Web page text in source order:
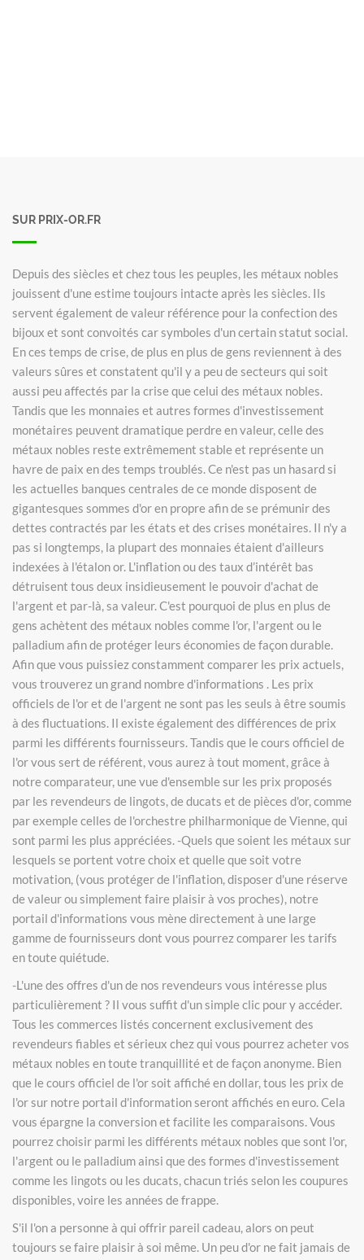
SUR PRIX-OR.FR
Depuis des siècles et chez tous les peuples, les métaux nobles
jouissent d'une estime toujours intacte après les siècles. Ils
servent également de valeur référence pour la confection des
bijoux et sont convoités car symboles d'un certain statut social.
En ces temps de crise, de plus en plus de gens reviennent à des
valeurs sûres et constatent qu'il y a peu de secteurs qui soit
aussi peu affectés par la crise que celui des métaux nobles.
Tandis que les monnaies et autres formes d'investissement
monétaires peuvent dramatique perdre en valeur, celle des
métaux nobles reste extrêmement stable et représente un
havre de paix en des temps troublés. Ce n'est pas un hasard si
les actuelles banques centrales de ce monde disposent de
gigantesques sommes d'or en propre afin de se prémunir des
dettes contractés par les états et des crises monétaires. Il n'y a
pas si longtemps, la plupart des monnaies étaient d'ailleurs
indexées à l'étalon or. L'inflation ou des taux d’intérêt bas
détruisent tous deux insidieusement le pouvoir d'achat de
l'argent et par-là, sa valeur. C'est pourquoi de plus en plus de
gens achètent des métaux nobles comme l'or, l'argent ou le
palladium afin de protéger leurs économies de façon durable.
Afin que vous puissiez constamment comparer les prix actuels,
vous trouverez un grand nombre d'informations . Les prix
officiels de l'or et de l'argent ne sont pas les seuls à être soumis
à des fluctuations. Il existe également des différences de prix
parmi les différents fournisseurs. Tandis que le cours officiel de
l'or vous sert de référent, vous aurez à tout moment, grâce à
notre comparateur, une vue d'ensemble sur les prix proposés
par les revendeurs de lingots, de ducats et de pièces d'or, comme
par exemple celles de l'orchestre philharmonique de Vienne, qui
sont parmi les plus appréciées. -Quels que soient les métaux sur
lesquels se portent votre choix et quelle que soit votre
motivation, (vous protéger de l'inflation, disposer d'une réserve
de valeur ou simplement faire plaisir à vos proches), notre
portail d'informations vous mène directement à une large
gamme de fournisseurs dont vous pourrez comparer les tarifs
en toute quiétude.
-L'une des offres d'un de nos revendeurs vous intéresse plus
particulièrement ? Il vous suffit d'un simple clic pour y accéder.
Tous les commerces listés concernent exclusivement des
revendeurs fiables et sérieux chez qui vous pourrez acheter vos
métaux nobles en toute tranquillité et de façon anonyme. Bien
que le cours officiel de l'or soit affiché en dollar, tous les prix de
l'or sur notre portail d'information seront affichés en euro. Cela
vous épargne la conversion et facilite les comparaisons. Vous
pourrez choisir parmi les différents métaux nobles que sont l'or,
l'argent ou le palladium ainsi que des formes d'investissement
comme les lingots ou les ducats, chacun triés selon les coupures
disponibles, voire les années de frappe.
S'il l'on a personne à qui offrir pareil cadeau, alors on peut
toujours se faire plaisir à soi même. Un peu d'or ne fait jamais de